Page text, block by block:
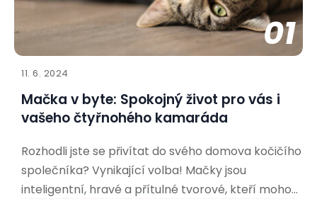
01
11. 6. 2024
Mačka v byte: Spokojný život pro vás i
vašeho čtyřnohého kamaráda
Rozhodli jste se přivítat do svého domova kočičího
společníka? Vynikající volba! Mačky jsou
inteligentní, hravé a přítulné tvorové, kteří mohou